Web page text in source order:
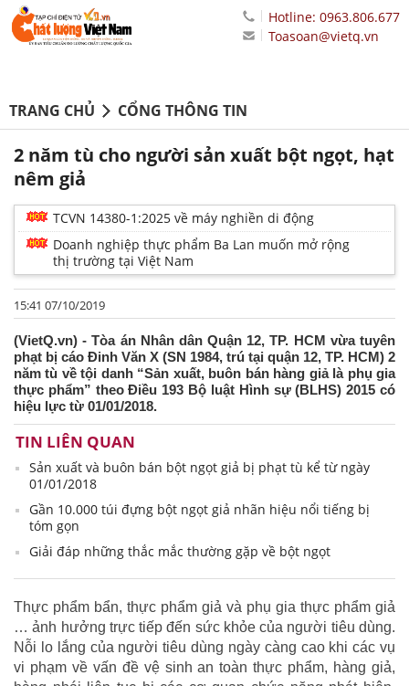
Hotline: 0963.806.677
Toasoan@vietq.vn
TRANG CHỦ CỔNG THÔNG TIN
2 năm tù cho người sản xuất bột ngọt, hạt
nêm giả
TCVN 14380-1:2025 về máy nghiền di động
Doanh nghiệp thực phẩm Ba Lan muốn mở rộng
thị trường tại Việt Nam
15:41 07/10/2019
(VietQ.vn) - Tòa án Nhân dân Quận 12, TP. HCM vừa tuyên
phạt bị cáo Đinh Văn X (SN 1984, trú tại quận 12, TP. HCM) 2
năm tù về tội danh “Sản xuất, buôn bán hàng giả là phụ gia
thực phẩm” theo Điều 193 Bộ luật Hình sự (BLHS) 2015 có
hiệu lực từ 01/01/2018.
TIN LIÊN QUAN
Sản xuất và buôn bán bột ngọt giả bị phạt tù kể từ ngày
01/01/2018
Gần 10.000 túi đựng bột ngọt giả nhãn hiệu nổi tiếng bị
tóm gọn
Giải đáp những thắc mắc thường gặp về bột ngọt
Thực phẩm bẩn, thực phẩm giả và phụ gia thực phẩm giả
… ảnh hưởng trực tiếp đến sức khỏe của người tiêu dùng.
Nỗi lo lắng của người tiêu dùng ngày càng cao khi các vụ
vi phạm về vấn đề vệ sinh an toàn thực phẩm, hàng giả,